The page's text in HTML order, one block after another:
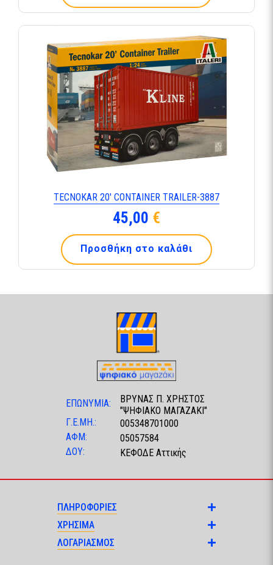
TECNOKAR 20′ CONTAINER TRAILER-3887
45,00 €
Προσθήκη στο καλάθι
ΕΠΩΝΥΜΙΑ:
ΒΡΥΝΑΣ Π. ΧΡΗΣΤΟΣ
"ΨΗΦΙΑΚΟ ΜΑΓΑΖΑΚΙ"
Γ.Ε.ΜΗ.:
005348701000
ΑΦΜ:
05057584
ΔΟΥ:
ΚΕΦΟΔΕ Αττικής
ΠΛΗΡΟΦΟΡΙΕΣ
ΧΡΗΣΙΜΑ
ΛΟΓΑΡΙΑΣΜΟΣ